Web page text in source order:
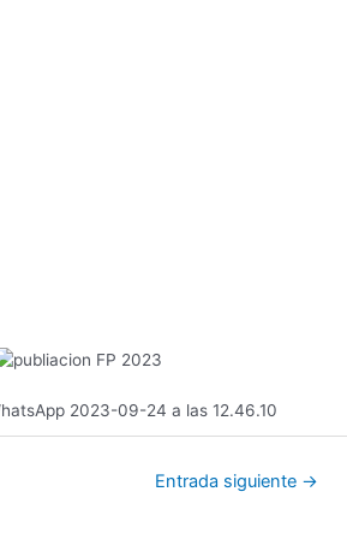
Entrada siguiente →